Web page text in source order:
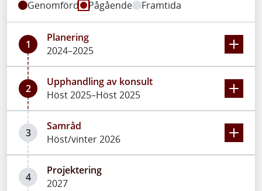
Genomförd
Pågående Framtida
1
Planering
2024–2025
2
Upphandling av konsult
Höst 2025–Höst 2025
3
Samråd
Höst/vinter 2026
4
Projektering
2027